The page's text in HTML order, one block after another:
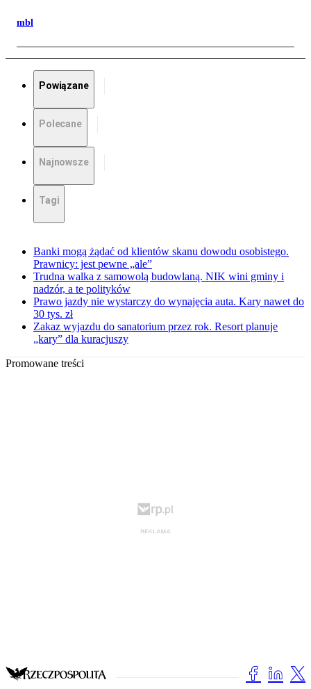
mbl
Powiązane
Polecane
Najnowsze
Tagi
Banki mogą żądać od klientów skanu dowodu osobistego.
Prawnicy: jest pewne „ale”
Trudna walka z samowolą budowlaną. NIK wini gminy i
nadzór, a te polityków
Prawo jazdy nie wystarczy do wynajęcia auta. Kary nawet do
30 tys. zł
Zakaz wyjazdu do sanatorium przez rok. Resort planuje
„kary” dla kuracjuszy
Promowane treści